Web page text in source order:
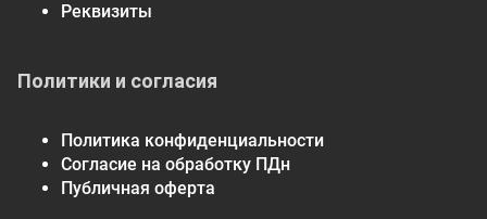
Реквизиты
Политики и согласия
Политика конфиденциальности
Согласие на обработку ПДн
Публичная оферта